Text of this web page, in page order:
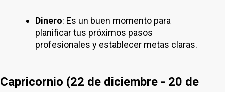
Dinero: Es un buen momento para
planificar tus próximos pasos
profesionales y establecer metas claras.
Capricornio (22 de diciembre - 20 de